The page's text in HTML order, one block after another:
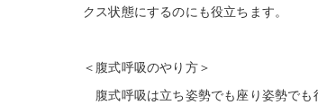
クス状態にするのにも役立ちます。
＜腹式呼吸のやり方＞
腹式呼吸は立ち姿勢でも座り姿勢でも